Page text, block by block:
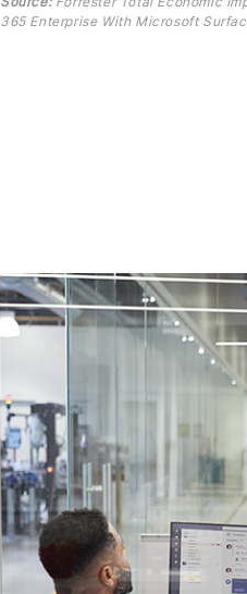
365 Enterprise With Microsoft